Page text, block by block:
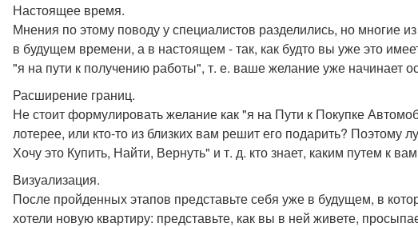
Настоящее время.
Мнения по этому поводу у специалистов разделились, но многие
в будущем времени, а в настоящем - так, как будто вы уже это
"я на пути к получению работы", т. е. ваше желание уже начинает
Расширение границ.
Не стоит формулировать желание как "я на Пути к Покупке
лотерее, или кто-то из близких вам решит его подарить? Поэтому
Хочу это Купить, Найти, Вернуть" и т. д. кто знает, каким путем к
Визуализация.
После пройденных этапов представьте себя уже в будущем, в
хотели новую квартиру: представьте, как вы в ней живете,